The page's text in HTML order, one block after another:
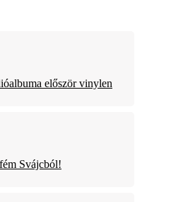
először vinylen
Svájcból!